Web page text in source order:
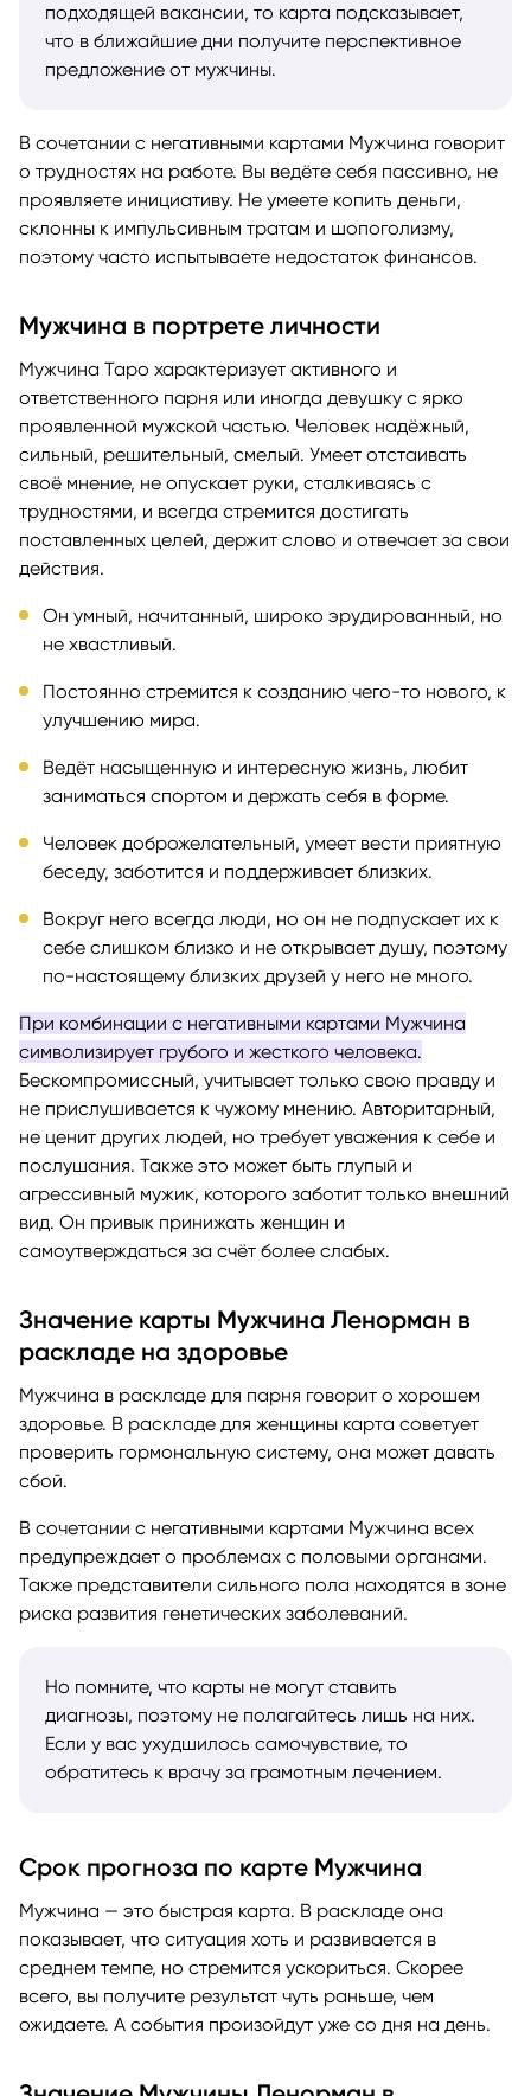
подходящей вакансии, то карта подсказывает,
что в ближайшие дни получите перспективное
предложение от мужчины.
В сочетании с негативными картами Мужчина говорит
о трудностях на работе. Вы ведёте себя пассивно, не
проявляете инициативу. Не умеете копить деньги,
склонны к импульсивным тратам и шопоголизму,
поэтому часто испытываете недостаток финансов.
Мужчина в портрете личности
Мужчина Таро характеризует активного и
ответственного парня или иногда девушку с ярко
проявленной мужской частью. Человек надёжный,
сильный, решительный, смелый. Умеет отстаивать
своё мнение, не опускает руки, сталкиваясь с
трудностями, и всегда стремится достигать
поставленных целей, держит слово и отвечает за свои
действия.
Он умный, начитанный, широко эрудированный, но
не хвастливый.
Постоянно стремится к созданию чего-то нового, к
улучшению мира.
Ведёт насыщенную и интересную жизнь, любит
заниматься спортом и держать себя в форме.
Человек доброжелательный, умеет вести приятную
беседу, заботится и поддерживает близких.
Вокруг него всегда люди, но он не подпускает их к
себе слишком близко и не открывает душу, поэтому
по-настоящему близких друзей у него не много.
При комбинации с негативными картами Мужчина
символизирует грубого и жесткого человека.
Бескомпромиссный, учитывает только свою правду и
не прислушивается к чужому мнению. Авторитарный,
не ценит других людей, но требует уважения к себе и
послушания. Также это может быть глупый и
агрессивный мужик, которого заботит только внешний
вид. Он привык принижать женщин и
самоутверждаться за счёт более слабых.
Значение карты Мужчина Ленорман в
раскладе на здоровье
Мужчина в раскладе для парня говорит о хорошем
здоровье. В раскладе для женщины карта советует
проверить гормональную систему, она может давать
сбой.
В сочетании с негативными картами Мужчина всех
предупреждает о проблемах с половыми органами.
Также представители сильного пола находятся в зоне
риска развития генетических заболеваний.
Но помните, что карты не могут ставить
диагнозы, поэтому не полагайтесь лишь на них.
Если у вас ухудшилось самочувствие, то
обратитесь к врачу за грамотным лечением.
Срок прогноза по карте Мужчина
Мужчина — это быстрая карта. В раскладе она
показывает, что ситуация хоть и развивается в
среднем темпе, но стремится ускориться. Скорее
всего, вы получите результат чуть раньше, чем
ожидаете. А события произойдут уже со дня на день.